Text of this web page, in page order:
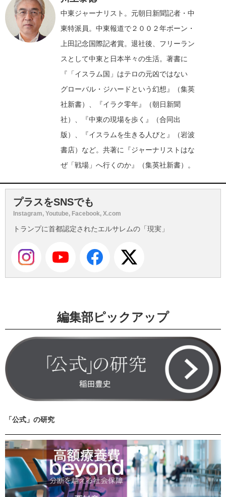
中東ジャーナリスト。元朝日新聞記者・中
東特派員。中東報道で２００２年ボーン・
上田記念国際記者賞。退社後、フリーラン
スとして中東と日本半々の生活。著書に
『 「イスラム国」はテロの元凶ではない
グローバル・ジハードという幻想』（集英
社新書）、『イラク零年』（朝日新聞
社）、『中東の現場を歩く』（合同出
版）、『イスラムを生きる人びと』（岩波
書店）など。共著に『ジャーナリストはな
ぜ「戦場」へ行くのか』（集英社新書）。
プラスをSNSでも
Instagram, Youtube, Facebook, X.com
トランプに首都認定されたエルサレムの「現実」
編集部ピックアップ
「公式」の研究